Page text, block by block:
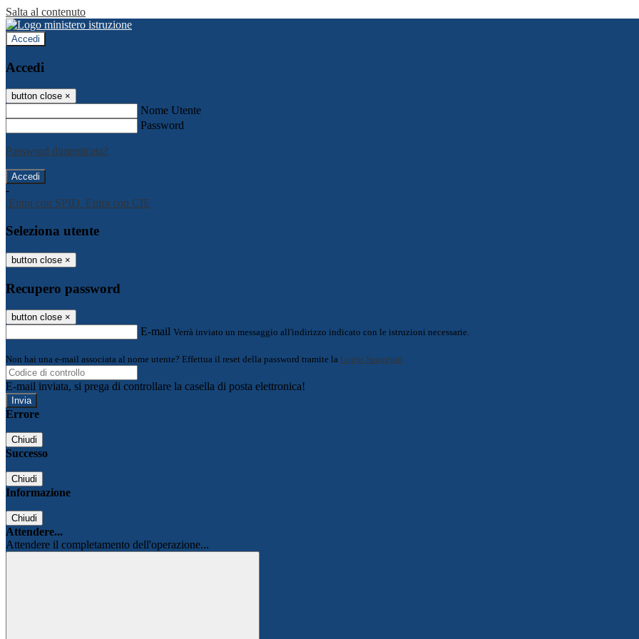
Salta al contenuto
Accedi
Accedi
button close ×
Nome Utente
Password
Password dimenticata?
-
Entra con SPID Entra con CIE
Seleziona utente
button close ×
Recupero password
button close ×
E-mail Verrà inviato un messaggio all'indirizzo indicato con le istruzioni necessarie.
Non hai una e-mail associata al nome utente? Effettua il reset della password tramite la Login Spaggiari
E-mail inviata, si prega di controllare la casella di posta elettronica!
Errore
Chiudi
Successo
Chiudi
Informazione
Chiudi
Attendere...
Attendere il completamento dell'operazione...